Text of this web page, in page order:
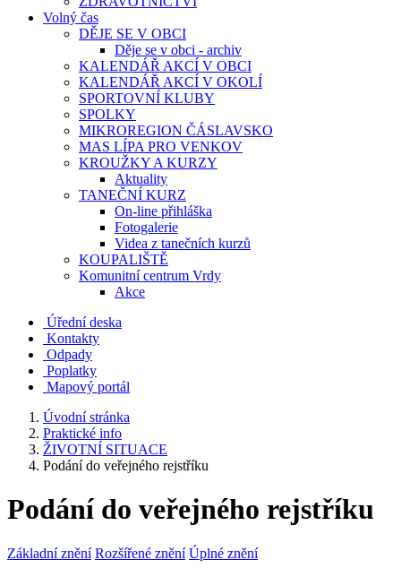
Volný čas
DĚJE SE V OBCI
Děje se v obci - archiv
KALENDÁŘ AKCÍ V OBCI
KALENDÁŘ AKCÍ V OKOLÍ
SPORTOVNÍ KLUBY
SPOLKY
MIKROREGION ČÁSLAVSKO
MAS LÍPA PRO VENKOV
KROUŽKY A KURZY
Aktuality
TANEČNÍ KURZ
On-line přihláška
Fotogalerie
Videa z tanečních kurzů
KOUPALIŠTĚ
Komunitní centrum Vrdy
Akce
Úřední deska
Kontakty
Odpady
Poplatky
Mapový portál
Úvodní stránka
Praktické info
ŽIVOTNÍ SITUACE
Podání do veřejného rejstříku
Podání do veřejného rejstříku
Základní znění Rozšířené znění Úplné znění